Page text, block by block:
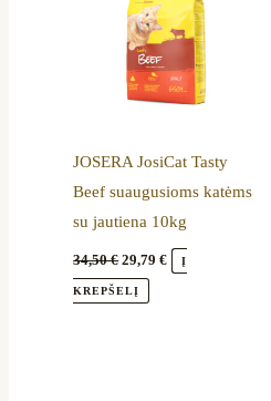
JOSERA JosiCat Tasty
Beef suaugusioms katėms
su jautiena 10kg
34,50€ 29,79€ Į
KREPŠELĮ